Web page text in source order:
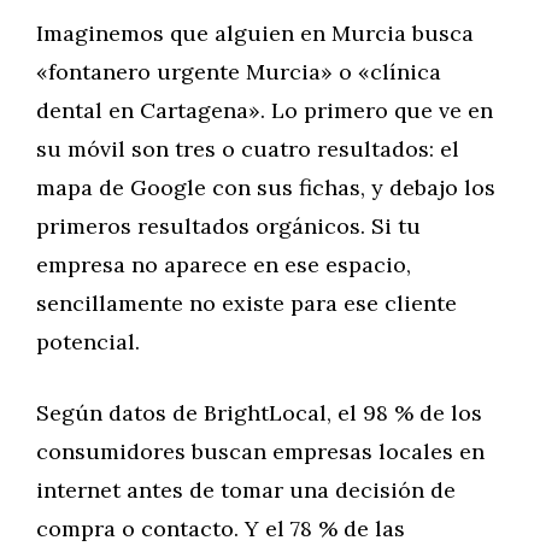
Imaginemos que alguien en Murcia busca
«fontanero urgente Murcia» o «clínica
dental en Cartagena». Lo primero que ve en
su móvil son tres o cuatro resultados: el
mapa de Google con sus fichas, y debajo los
primeros resultados orgánicos. Si tu
empresa no aparece en ese espacio,
sencillamente no existe para ese cliente
potencial.
Según datos de BrightLocal, el 98 % de los
consumidores buscan empresas locales en
internet antes de tomar una decisión de
compra o contacto. Y el 78 % de las